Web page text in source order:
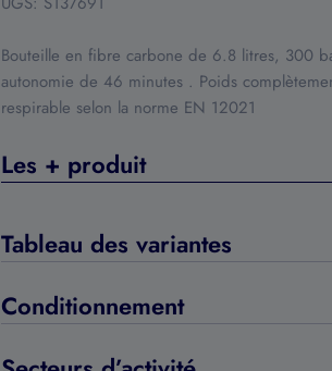
Bouteille en fibre carbone de 6.8 litres, 300
autonomie de 46 minutes . Poids
respirable selon la norme EN 12021
Les + produit
Tableau des variantes
Conditionnement